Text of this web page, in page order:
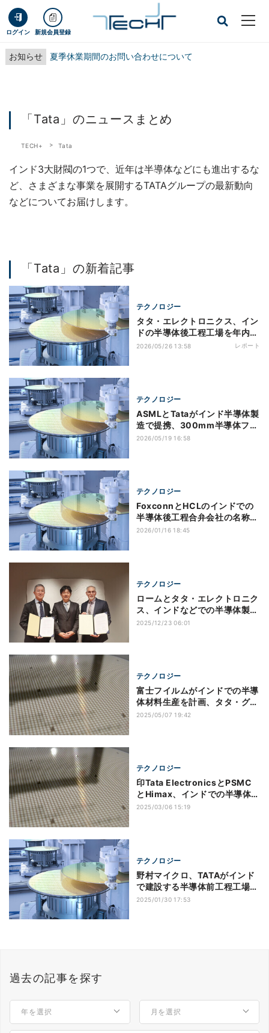
ログイン 新規会員登録
お知らせ 夏季休業期間のお問い合わせについて
「Tata」のニュースまとめ
TECH+ Tata
インド3大財閥の1つで、近年は半導体などにも進出するな
ど、さまざまな事業を展開するTATAグループの最新動向
などについてお届けします。
「Tata」の新着記事
テクノロジー
タタ・エレクトロニクス、イン
ドの半導体後工程工場を年内に
も稼働へ 自動車/産業向けに
2026/05/26 13:58 レポート
テクノロジー
ASMLとTataがインド半導体製
造で提携、300mm半導体ファ
ブ立ち上げを支援
2026/05/19 16:58
テクノロジー
FoxconnとHCLのインドでの
半導体後工程合弁会社の名称が
決定、海外メディア報道
2026/01/16 18:45
テクノロジー
ロームとタタ・エレクトロニク
ス、インドなどでの半導体製造
に向けたパートナーシップを締
2025/12/23 06:01
テクノロジー
富士フイルムがインドでの半導
体材料生産を計画、タタ・グル
ープと提携
2025/05/07 19:42
テクノロジー
印Tata ElectronicsとPSMC
とHimax、インドでの半導体エ
コシステム構築で協力
2025/03/06 15:19
テクノロジー
野村マイクロ、TATAがインド
で建設する半導体前工程工場に
超純水製造装置の納入で合意
2025/01/30 17:53
過去の記事を探す